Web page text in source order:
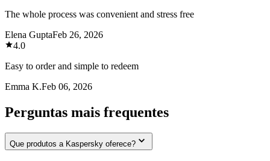
The whole process was convenient and stress free
Elena GuptaFeb 26, 2026
4.0
Easy to order and simple to redeem
Emma K.Feb 06, 2026
Perguntas mais frequentes
Que produtos a Kaspersky oferece?